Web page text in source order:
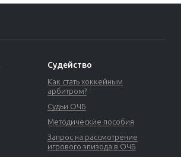
Судейство
Как стать хоккейным
арбитром?
Судьи ОЧБ
Методические пособия
Запрос на рассмотрение
игрового эпизода в ОЧБ